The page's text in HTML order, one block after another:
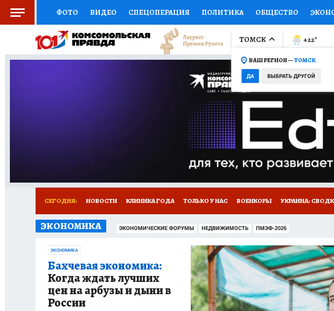
ФОТО ВИДЕО СПЕЦОПЕРАЦИЯ ПОЛИТИКА ОБЩЕСТВО
СОЦПОДДЕРЖКА НАУКА СПОРТ КОЛУМНИСТЫ ПРОИСШЕСТВИЯ
ВЫБОР ЭКСПЕРТОВ ДОКТОР ФИНАНСЫ ОТКРЫВАЕМ МИР Я
ПРОГНОЗЫ НА СПОРТ ПРОМОКОДЫ СЕРИАЛЫ
ТЕЛЕВИЗОР КОЛЛЕКЦИИ
НОВОЕ НА САЙТЕ
ТОМСК
ВАШ РЕГИОН —ТОМСК
ДА ВЫБРАТЬ ДРУГОЙ
+22°
СЕГОДНЯ: НОВОСТИ КЛИНИКА ГОДА ТОЛЬКО У НАС ВОЕНКОРЫ УКРАИНА:
ПРОИСШЕСТВИЯ АФИША ЛЕТОПИСЬ ТОМСКОЙ ОБЛАСТИ
ЭКОНОМИКА ЭКОНОМИЧЕСКИЕ ФОРУМЫ НЕДВИЖИМОСТЬ ПМЭФ-2026
ЭКОНОМИКА
Бахчевая экономика:
Когда ждать лучших
цен на арбузы и дыни в
России